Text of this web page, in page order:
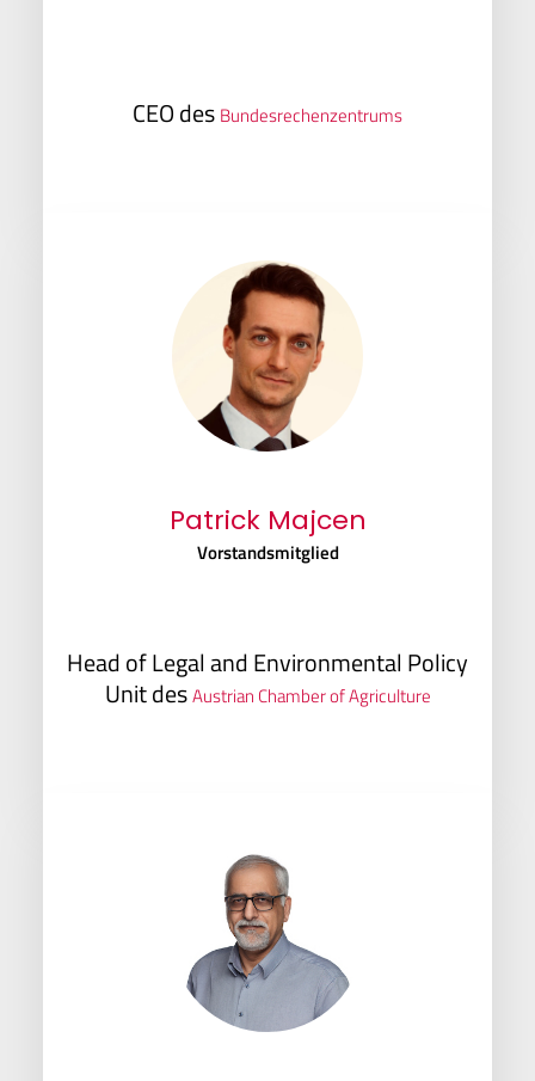
CEO des Bundesrechenzentrums
Patrick Majcen
Vorstandsmitglied
Head of Legal and Environmental Policy
Unit desAustrian Chamber of Agriculture